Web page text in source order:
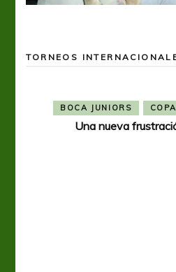
TORNEOS
BOCA JUNIORS
Una nueva